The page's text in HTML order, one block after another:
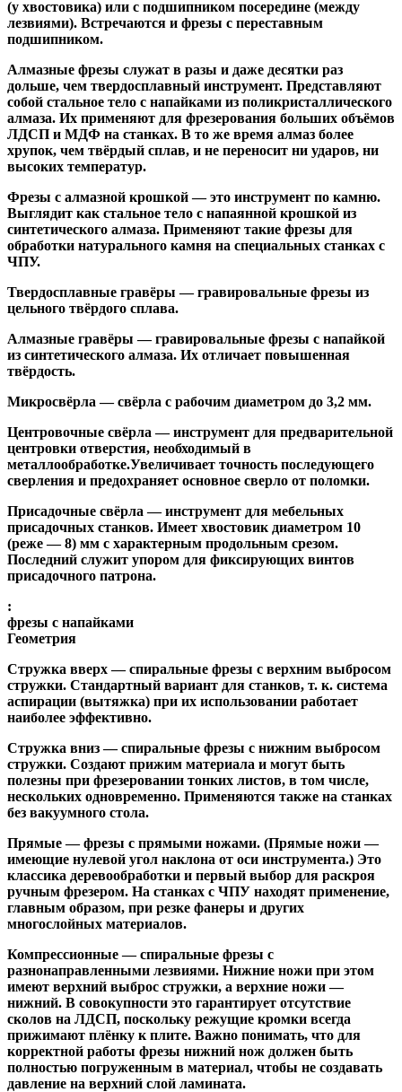
(у хвостовика) или с подшипником посередине (между
лезвиями). Встречаются и фрезы с переставным
подшипником.
Алмазные фрезы служат в разы и даже десятки раз
дольше, чем твердосплавный инструмент. Представляют
собой стальное тело с напайками из поликристаллического
алмаза. Их применяют для фрезерования больших объёмов
ЛДСП и МДФ на станках. В то же время алмаз более
хрупок, чем твёрдый сплав, и не переносит ни ударов, ни
высоких температур.
Фрезы с алмазной крошкой— это инструмент по камню.
Выглядит как стальное тело с напаянной крошкой из
синтетического алмаза. Применяют такие фрезы для
обработки натурального камня на специальных станках с
ЧПУ.
Твердосплавные гравёры — гравировальные фрезы из
цельного твёрдого сплава.
Алмазные гравёры — гравировальные фрезы с напайкой
из синтетического алмаза. Их отличает повышенная
твёрдость.
Микросвёрла — свёрла с рабочим диаметром до 3,2 мм.
Центровочные свёрла — инструмент для предварительной
центровки отверстия, необходимый в
металлообработке.Увеличивает точность последующего
сверления и предохраняет основное сверло от поломки.
Присадочные свёрла — инструмент для мебельных
присадочных станков. Имеет хвостовик диаметром 10
(реже — 8) мм с характерным продольным срезом.
Последний служит упором для фиксирующих винтов
присадочного патрона.
:
фрезы с напайками
Геометрия
Стружка вверх— спиральные фрезы с верхним выбросом
стружки. Стандартный вариант для станков, т. к. система
аспирации (вытяжка) при их использовании работает
наиболее эффективно.
Стружка вниз— спиральные фрезы с нижним выбросом
стружки. Создают прижим материала и могут быть
полезны при фрезеровании тонких листов, в том числе,
нескольких одновременно. Применяются также на станках
без вакуумного стола.
Прямые— фрезы с прямыми ножами. (Прямые ножи —
имеющие нулевой угол наклона от оси инструмента.) Это
классика деревообработки и первый выбор для раскроя
ручным фрезером. На станках с ЧПУ находят применение,
главным образом, при резке фанеры и других
многослойных материалов.
Компрессионные— спиральные фрезы с
разнонаправленными лезвиями. Нижние ножи при этом
имеют верхний выброс стружки, а верхние ножи —
нижний. В совокупности это гарантирует отсутствие
сколов на ЛДСП, поскольку режущие кромки всегда
прижимают плёнку к плите. Важно понимать, что для
корректной работы фрезы нижний нож должен быть
полностью погруженным в материал, чтобы не создавать
давление на верхний слой ламината.